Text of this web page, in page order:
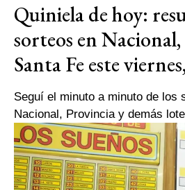
Quiniela de hoy:
sorteos en
Santa Fe este
Seguí el minuto a minuto de los
Nacional, Provincia y demás